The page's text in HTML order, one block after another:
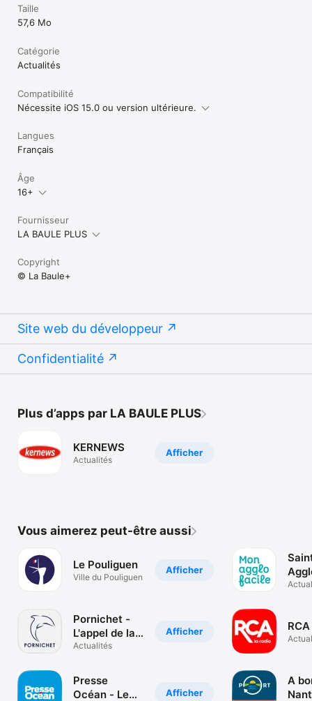
Taille
57,6 Mo
Catégorie
Actualités
Compatibilité
Nécessite iOS 15.0 ou version ultérieure.
Langues
Français
Âge
16+
Fournisseur
LA BAULE PLUS
Copyright
© La Baule+
Site web du développeur
Confidentialité
Plus d’apps par LA BAULE PLUS
Afficher
KERNEWS
Actualités
Vous aimerez peut-être aussi
Afficher
Le Pouliguen
Ville du Pouliguen
Afficher
Pornichet -
L'appel de la
Mer
Actualités
Afficher
Presse
Océan - Le
A